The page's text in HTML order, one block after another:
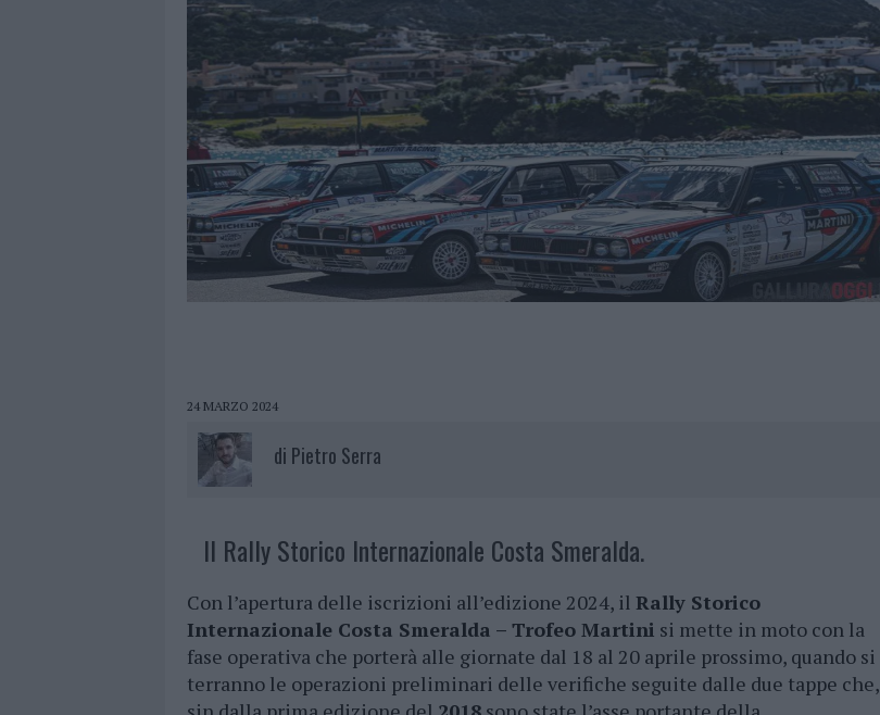
24 MARZO 2024
di Pietro Serra
Il Rally Storico Internazionale Costa Smeralda.
Con l’apertura delle iscrizioni all’edizione 2024, il Rally Storico
Internazionale Costa Smeralda – Trofeo Martini si mette in moto con la
fase operativa che porterà alle giornate dal 18 al 20 aprile prossimo, quando si
terranno le operazioni preliminari delle verifiche seguite dalle due tappe che,